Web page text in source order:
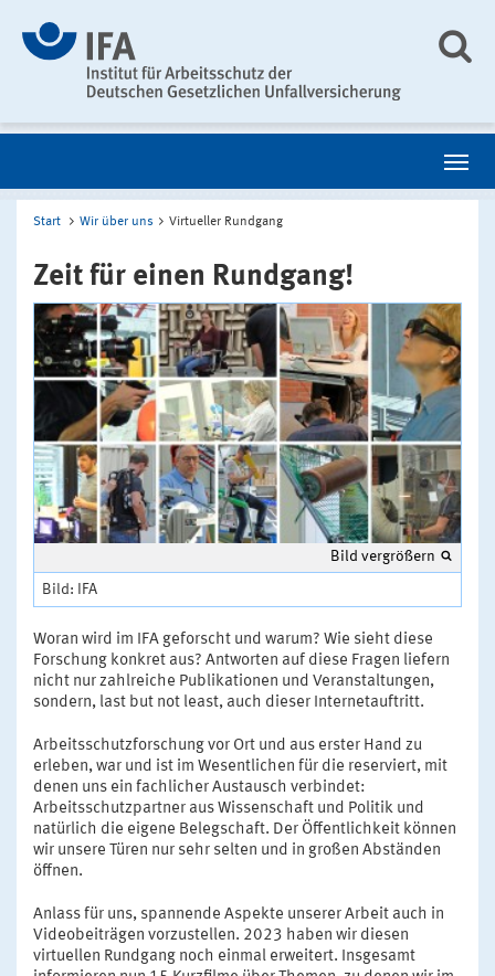
Start Wir über uns Virtueller Rundgang
Zeit für einen Rundgang!
Bild vergrößern
Bild: IFA
Woran wird im IFA geforscht und warum? Wie sieht diese
Forschung konkret aus? Antworten auf diese Fragen liefern
nicht nur zahlreiche Publikationen und Veranstaltungen,
sondern, last but not least, auch dieser Internetauftritt.
Arbeitsschutzforschung vor Ort und aus erster Hand zu
erleben, war und ist im Wesentlichen für die reserviert, mit
denen uns ein fachlicher Austausch verbindet:
Arbeitsschutzpartner aus Wissenschaft und Politik und
natürlich die eigene Belegschaft. Der Öffentlichkeit können
wir unsere Türen nur sehr selten und in großen Abständen
öffnen.
Anlass für uns, spannende Aspekte unserer Arbeit auch in
Videobeiträgen vorzustellen. 2023 haben wir diesen
virtuellen Rundgang noch einmal erweitert. Insgesamt